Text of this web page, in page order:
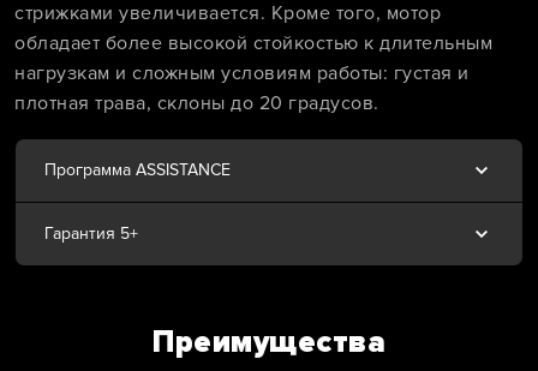
стрижками увеличивается. Кроме того, мотор
обладает более высокой стойкостью к длительным
нагрузкам и сложным условиям работы: густая и
плотная трава, склоны до 20 градусов.
Программа ASSISTANCE
Гарантия 5+
Преимущества